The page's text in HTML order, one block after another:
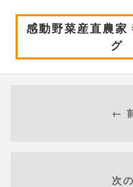
感動野菜産直農家
グ
←
次